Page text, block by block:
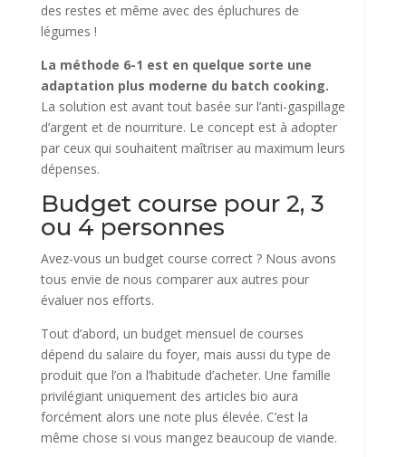
des restes et même avec des épluchures de
légumes !
La méthode 6-1 est en quelque sorte une
adaptation plus moderne du batch cooking.
La solution est avant tout basée sur l’anti-gaspillage
d’argent et de nourriture. Le concept est à adopter
par ceux qui souhaitent maîtriser au maximum leurs
dépenses.
Budget course pour 2, 3
ou 4 personnes
Avez-vous un budget course correct ? Nous avons
tous envie de nous comparer aux autres pour
évaluer nos efforts.
Tout d’abord, un budget mensuel de courses
dépend du salaire du foyer, mais aussi du type de
produit que l’on a l’habitude d’acheter. Une famille
privilégiant uniquement des articles bio aura
forcément alors une note plus élevée. C’est la
même chose si vous mangez beaucoup de viande.